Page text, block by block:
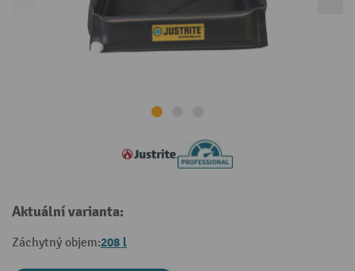
Aktuální varianta:
Záchytný objem:208 l